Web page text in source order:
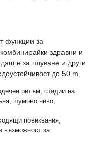
функции за
здравни и
е за плуване и други
до 50 m.
ритъм, стадии на
шумово ниво,
повиквания,
възможност за